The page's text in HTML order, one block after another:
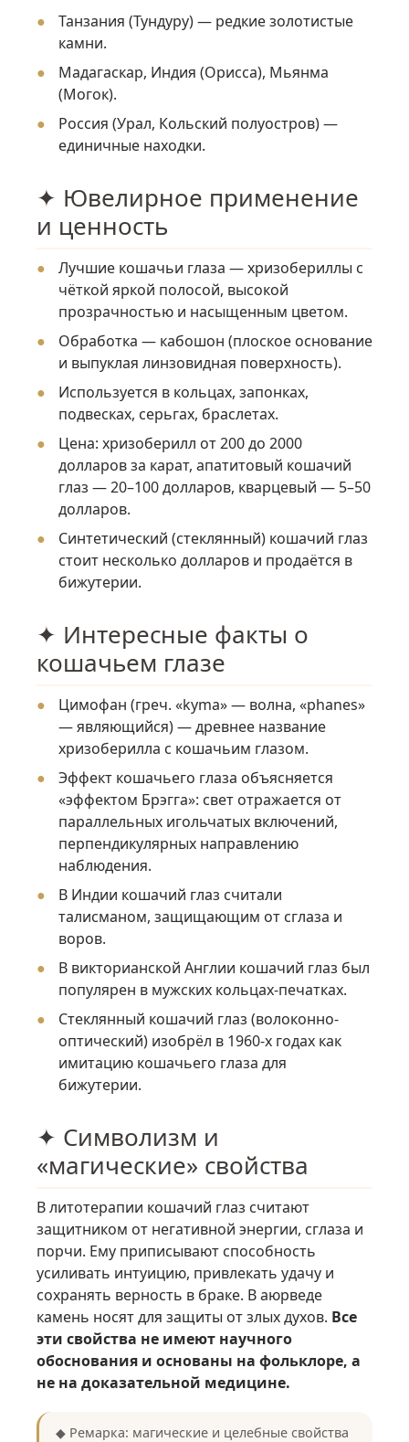
Танзания (Тундуру) — редкие золотистые
камни.
Мадагаскар, Индия (Орисса), Мьянма
(Могок).
Россия (Урал, Кольский полуостров) —
единичные находки.
✦ Ювелирное применение
и ценность
Лучшие кошачьи глаза — хризобериллы с
чёткой яркой полосой, высокой
прозрачностью и насыщенным цветом.
Обработка — кабошон (плоское основание
и выпуклая линзовидная поверхность).
Используется в кольцах, запонках,
подвесках, серьгах, браслетах.
Цена: хризоберилл от 200 до 2000
долларов за карат, апатитовый кошачий
глаз — 20–100 долларов, кварцевый — 5–50
долларов.
Синтетический (стеклянный) кошачий глаз
стоит несколько долларов и продаётся в
бижутерии.
✦ Интересные факты о
кошачьем глазе
Цимофан (греч. «kyma» — волна, «phanes»
— являющийся) — древнее название
хризоберилла с кошачьим глазом.
Эффект кошачьего глаза объясняется
«эффектом Брэгга»: свет отражается от
параллельных игольчатых включений,
перпендикулярных направлению
наблюдения.
В Индии кошачий глаз считали
талисманом, защищающим от сглаза и
воров.
В викторианской Англии кошачий глаз был
популярен в мужских кольцах-печатках.
Стеклянный кошачий глаз (волоконно-
оптический) изобрёл в 1960-х годах как
имитацию кошачьего глаза для
бижутерии.
✦ Символизм и
«магические» свойства
В литотерапии кошачий глаз считают
защитником от негативной энергии, сглаза и
порчи. Ему приписывают способность
усиливать интуицию, привлекать удачу и
сохранять верность в браке. В аюрведе
камень носят для защиты от злых духов. Все
эти свойства не имеют научного
обоснования и основаны на фольклоре, а
не на доказательной медицине.
◆ Ремарка: магические и целебные свойства